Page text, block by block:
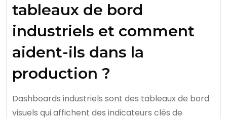
tableaux de bord
industriels et comment
aident-ils dans la
production ?
Dashboards industriels sont des tableaux de bord
visuels qui affichent des indicateurs clés de